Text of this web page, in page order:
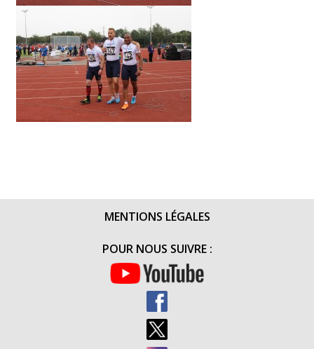
MENTIONS LÉGALES
POUR NOUS SUIVRE :